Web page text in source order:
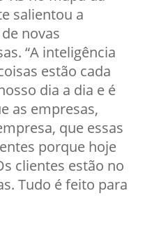
salientou a
novas
“A inteligência
estão cada
dia a dia e é
as empresas,
que essas
porque hoje
clientes estão no
Tudo é feito para